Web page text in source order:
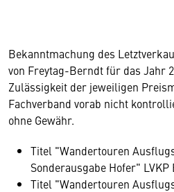
Bekanntmachung des
von Freytag-Berndt für das Jahr
Zulässigkeit der jeweiligen
Fachverband vorab nicht
ohne Gewähr.
Titel "Wandertouren
Sonderausgabe Hofer" LVKP
Titel "Wandertouren